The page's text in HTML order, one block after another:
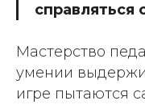
справляться
Мастерство
умении
игре пытаются